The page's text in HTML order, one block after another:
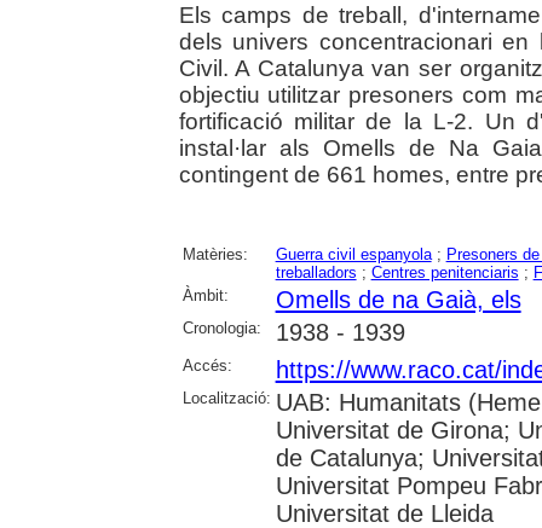
Els camps de treball,
dels univers concentracionari
Civil. A Catalunya van ser
objectiu utilitzar presoners com
fortificació militar de la L-2. Un
instal·lar als Omells de Na
contingent de 661 homes, entre
Matèries: Guerra civil espanyola; Presoners
treballadors ; Centres penitenciaris ;
Àmbit:
Omells de na Gaià, els
Cronologia: 1938 - 1939
Accés: https://www.raco.cat/
Localització: UAB: Humanitats
Universitat de Girona;
de Catalunya;
Universitat Pompeu
Universitat de Lleida